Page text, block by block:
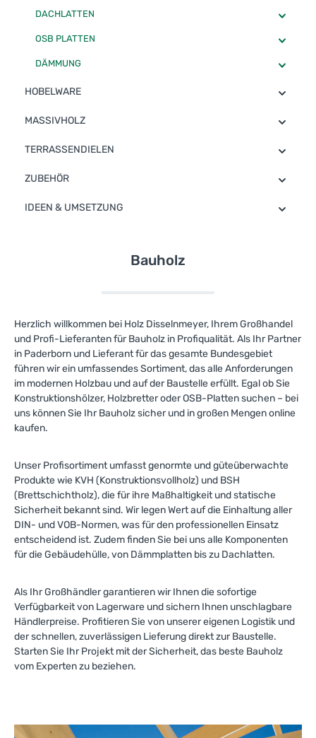
DACHLATTEN
OSB PLATTEN
DÄMMUNG
HOBELWARE
MASSIVHOLZ
TERRASSENDIELEN
ZUBEHÖR
IDEEN & UMSETZUNG
Bauholz
Herzlich willkommen bei Holz Disselnmeyer, Ihrem Großhandel
und Profi-Lieferanten für Bauholz in Profiqualität. Als Ihr Partner
in Paderborn und Lieferant für das gesamte Bundesgebiet
führen wir ein umfassendes Sortiment, das alle Anforderungen
im modernen Holzbau und auf der Baustelle erfüllt. Egal ob Sie
Konstruktionshölzer, Holzbretter oder OSB-Platten suchen – bei
uns können Sie Ihr Bauholz sicher und in großen Mengen online
kaufen.
Unser Profisortiment umfasst genormte und güteüberwachte
Produkte wie KVH (Konstruktionsvollholz) und BSH
(Brettschichtholz), die für ihre Maßhaltigkeit und statische
Sicherheit bekannt sind. Wir legen Wert auf die Einhaltung aller
DIN- und VOB-Normen, was für den professionellen Einsatz
entscheidend ist. Zudem finden Sie bei uns alle Komponenten
für die Gebäudehülle, von Dämmplatten bis zu Dachlatten.
Als Ihr Großhändler garantieren wir Ihnen die sofortige
Verfügbarkeit von Lagerware und sichern Ihnen unschlagbare
Händlerpreise. Profitieren Sie von unserer eigenen Logistik und
der schnellen, zuverlässigen Lieferung direkt zur Baustelle.
Starten Sie Ihr Projekt mit der Sicherheit, das beste Bauholz
vom Experten zu beziehen.
Konstruktionshölzer